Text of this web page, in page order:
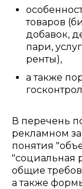
товаров
добавок,
пари,
ренты),
а также
В перечень
рекламном
понятия
"социальная
общие
а также